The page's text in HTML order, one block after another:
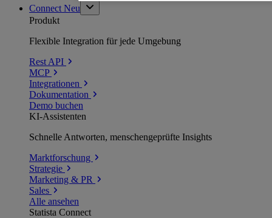
Connect Neu
Produkt
Flexible Integration für jede Umgebung
Rest API
MCP
Integrationen
Dokumentation
Demo buchen
KI-Assistenten
Schnelle Antworten, menschengeprüfte Insights
Marktforschung
Strategie
Marketing & PR
Sales
Alle ansehen
Statista Connect